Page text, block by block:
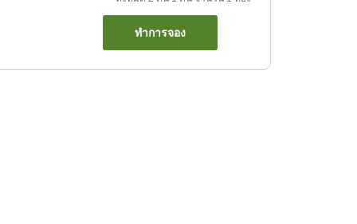
ทำการจอง